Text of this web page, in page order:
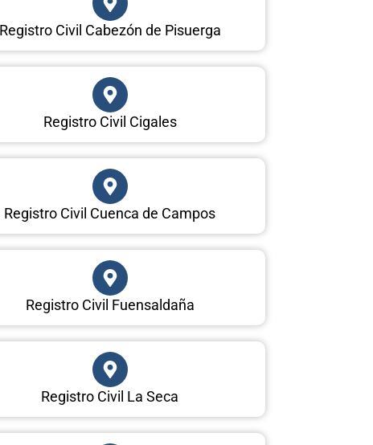
Registro Civil Cabezón de Pisuerga
Registro Civil Cigales
Registro Civil Cuenca de Campos
Registro Civil Fuensaldaña
Registro Civil La Seca